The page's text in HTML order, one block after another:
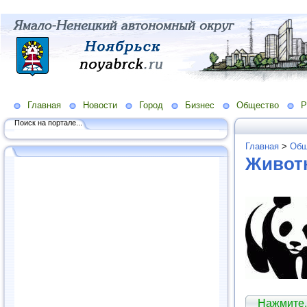
Главная Новости Город Бизнес Общество
Поиск на портале...
Главная >